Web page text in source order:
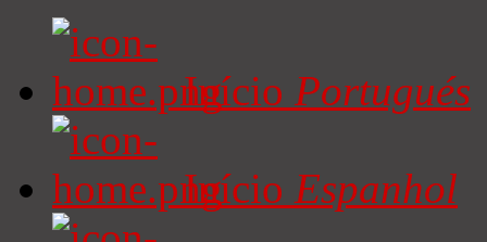
Início Portugués
Início Espanhol